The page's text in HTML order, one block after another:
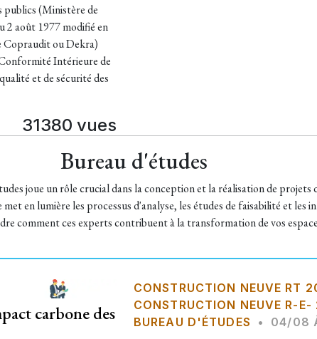
publics (Ministère de
2 août 1977 modifié en
Copraudit ou Dekra)
Intérieure de
et de sécurité des
31380 vues
Bureau d'études
joue un rôle crucial dans la conception et la réalisation de
en lumière les processus d'analyse, les études de faisabilité et les
comment ces experts contribuent à la transformation de vos
carbone des
CONSTRUCTION NEUVE RT
CONSTRUCTION NEUVE R-
BUREAU D'ÉTUDES
• 04/08